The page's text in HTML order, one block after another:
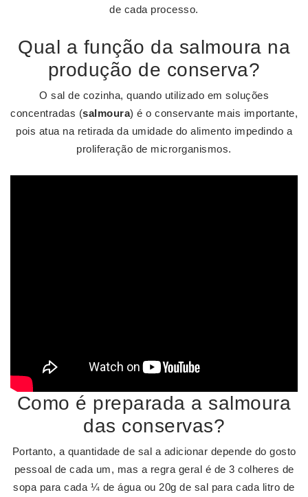
de cada processo.
Qual a função da salmoura na
produção de conserva?
O sal de cozinha, quando utilizado em soluções
concentradas (salmoura) é o conservante mais importante,
pois atua na retirada da umidade do alimento impedindo a
proliferação de microrganismos.
Como é preparada a salmoura
das conservas?
Portanto, a quantidade de sal a adicionar depende do gosto
pessoal de cada um, mas a regra geral é de 3 colheres de
sopa para cada ¼ de água ou 20g de sal para cada litro de